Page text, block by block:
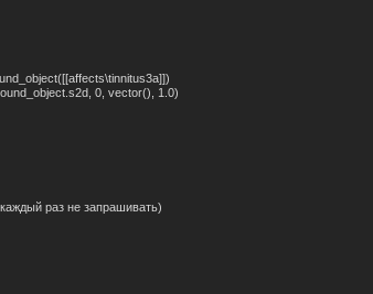
0, vector(), 1.0)
раз не запрашивать)